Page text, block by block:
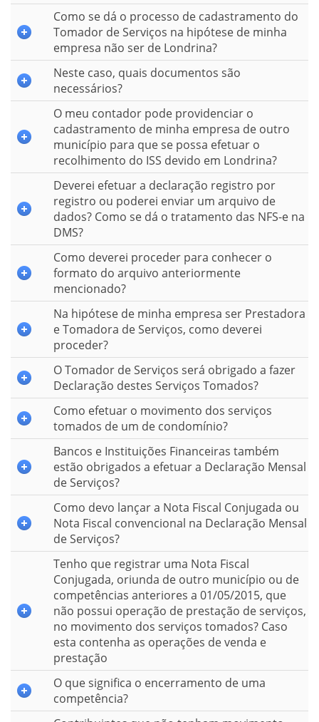
Como se dá o processo de cadastramento do
Tomador de Serviços na hipótese de minha
empresa não ser de Londrina?
Neste caso, quais documentos são
necessários?
O meu contador pode providenciar o
cadastramento de minha empresa de outro
município para que se possa efetuar o
recolhimento do ISS devido em Londrina?
Deverei efetuar a declaração registro por
registro ou poderei enviar um arquivo de
dados? Como se dá o tratamento das NFS-e na
DMS?
Como deverei proceder para conhecer o
formato do arquivo anteriormente
mencionado?
Na hipótese de minha empresa ser Prestadora
e Tomadora de Serviços, como deverei
proceder?
O Tomador de Serviços será obrigado a fazer
Declaração destes Serviços Tomados?
Como efetuar o movimento dos serviços
tomados de um de condomínio?
Bancos e Instituições Financeiras também
estão obrigados a efetuar a Declaração Mensal
de Serviços?
Como devo lançar a Nota Fiscal Conjugada ou
Nota Fiscal convencional na Declaração Mensal
de Serviços?
Tenho que registrar uma Nota Fiscal
Conjugada, oriunda de outro município ou de
competências anteriores a 01/05/2015, que
não possui operação de prestação de serviços,
no movimento dos serviços tomados? Caso
esta contenha as operações de venda e
prestação
O que significa o encerramento de uma
competência?